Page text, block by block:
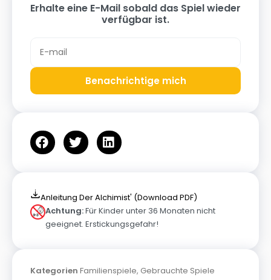
Erhalte eine E-Mail sobald das Spiel wieder
verfügbar ist.
Benachrichtige mich
Anleitung Der Alchimist' (Download PDF)
Achtung:Für Kinder unter 36 Monaten nicht
geeignet. Erstickungsgefahr!
Kategorien Familienspiele, Gebrauchte Spiele